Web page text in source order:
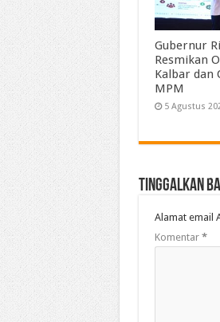
Gubernur
Resmikan
Kalbar dan
MPM
5 Agustus
Tinggalkan
Alamat email
Komentar *